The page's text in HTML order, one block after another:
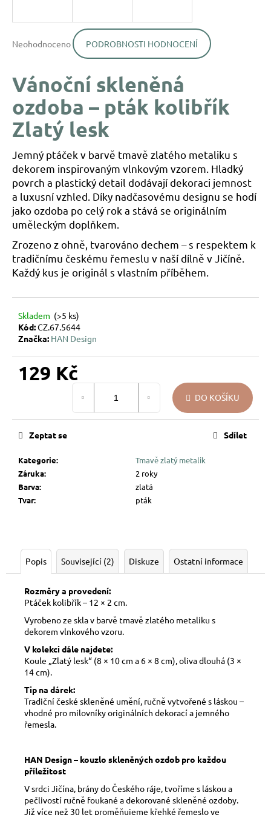
hodnocení
0,0
5
hvězdiček.
Neohodnoceno PODROBNOSTI HODNOCENÍ
Vánoční skleněná
ozdoba – pták kolibřík
Zlatý lesk
Jemný ptáček v barvě tmavě zlatého metaliku s
dekorem inspirovaným vlnkovým vzorem. Hladký
povrch a plastický detail dodávají dekoraci jemnost
a luxusní vzhled. Díky nadčasovému designu se hodí
jako ozdoba po celý rok a stává se originálním
uměleckým doplňkem.
Zrozeno z ohně, tvarováno dechem – s respektem k
tradičnímu českému řemeslu v naší dílně v Jičíně.
Každý kus je originál s vlastním příběhem.
Skladem (>5 ks)
Kód:CZ.67.5644
Značka: HAN Design
129 Kč
DO KOŠÍKU
Kategorie:
Tmavě zlatý metalik
Záruka:
2 roky
Barva:
zlatá
Tvar: pták
Zeptat se Sdílet
Popis Související (2) Diskuze Ostatní informace
Rozměry a provedení:
Ptáček kolibřík – 12 × 2 cm.
Vyrobeno ze skla v barvě tmavě zlatého metaliku s
dekorem vlnkového vzoru.
V kolekci dále najdete:
Koule „Zlatý lesk“ (8 × 10 cm a 6 × 8 cm), oliva dlouhá (3 ×
14 cm).
Tip na dárek:
Tradiční české skleněné umění, ručně vytvořené s láskou –
vhodné pro milovníky originálních dekorací a jemného
řemesla.
HAN Design – kouzlo skleněných ozdob pro každou
příležitost
V srdci Jičína, brány do Českého ráje, tvoříme s láskou a
pečlivostí ručně foukané a dekorované skleněné ozdoby.
Již více než 30 let proměňujeme křehké řemeslo ve
í
?
D
o
p
o
r
u
č
j
e
m
e
VÁNOČNÍ
SKLENĚNÁ
UKRYTÉ
LÍSTKY
Kč